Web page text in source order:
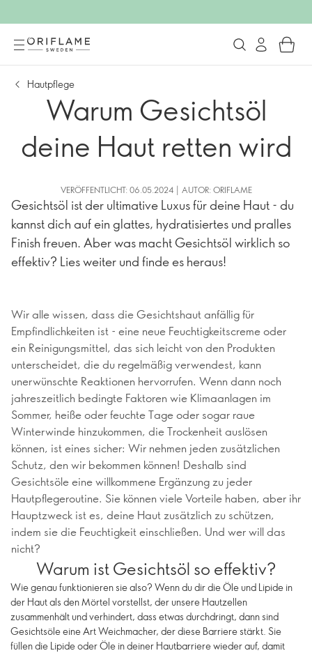
Hautpflege
Warum Gesichtsöl
deine Haut retten wird
VERÖFFENTLICHT: 06.05.2024 | AUTOR: ORIFLAME
Gesichtsöl ist der ultimative Luxus für deine Haut - du
kannst dich auf ein glattes, hydratisiertes und pralles
Finish freuen. Aber was macht Gesichtsöl wirklich so
effektiv? Lies weiter und finde es heraus!
Wir alle wissen, dass die Gesichtshaut anfällig für
Empfindlichkeiten ist - eine neue Feuchtigkeitscreme oder
ein Reinigungsmittel, das sich leicht von den Produkten
unterscheidet, die du regelmäßig verwendest, kann
unerwünschte Reaktionen hervorrufen. Wenn dann noch
jahreszeitlich bedingte Faktoren wie Klimaanlagen im
Sommer, heiße oder feuchte Tage oder sogar raue
Winterwinde hinzukommen, die Trockenheit auslösen
können, ist eines sicher: Wir nehmen jeden zusätzlichen
Schutz, den wir bekommen können! Deshalb sind
Gesichtsöle eine willkommene Ergänzung zu jeder
Hautpflegeroutine. Sie können viele Vorteile haben, aber ihr
Hauptzweck ist es, deine Haut zusätzlich zu schützen,
indem sie die Feuchtigkeit einschließen. Und wer will das
nicht?
Warum ist Gesichtsöl so effektiv?
Wie genau funktionieren sie also? Wenn du dir die Öle und Lipide in
der Haut als den Mörtel vorstellst, der unsere Hautzellen
zusammenhält und verhindert, dass etwas durchdringt, dann sind
Gesichtsöle eine Art Weichmacher, der diese Barriere stärkt. Sie
füllen die Lipide oder Öle in deiner Hautbarriere wieder auf, damit